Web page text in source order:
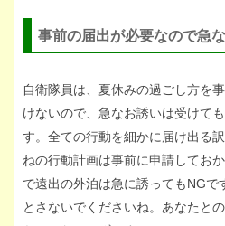
事前の届出が必要なので急
自衛隊員は、夏休みの過ごし方を
けないので、急なお誘いは受けて
す。全ての行動を細かに届け出る
ねの行動計画は事前に申請してお
で遠出の外泊は急に誘ってもNGで
とさないでくださいね。あなたと